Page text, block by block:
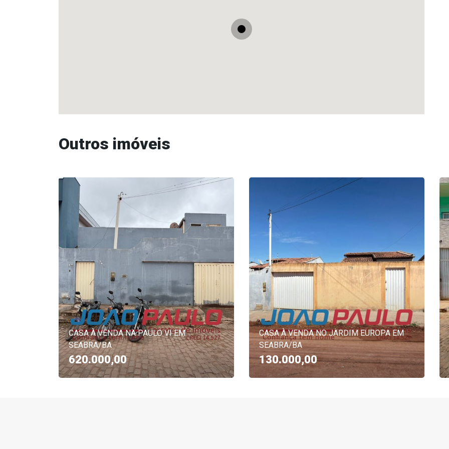
Outros imóveis
CASA À VENDA NA PAULO VI EM
SEABRA/BA
620.000,00
CASA À VENDA NO JARDIM EUROPA EM
SEABRA/BA
130.000,00